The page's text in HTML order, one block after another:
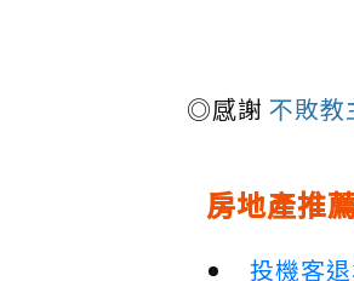
◎感謝 不敗教
房地產推
投機客